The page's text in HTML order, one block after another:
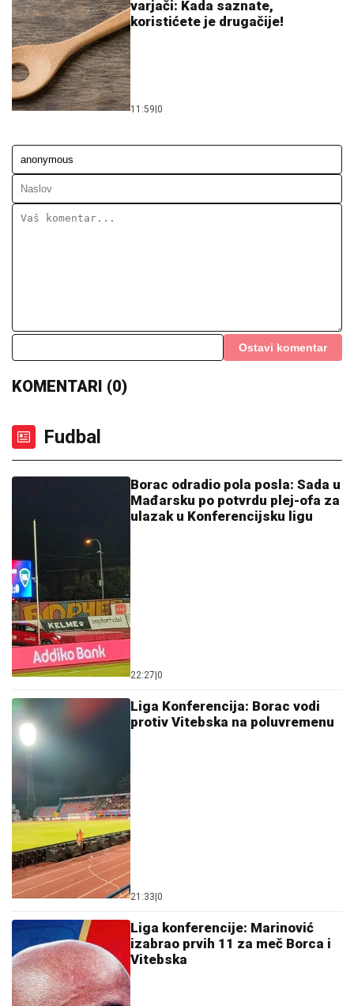
varjači: Kada saznate,
koristićete je drugačije!
11:59 0
Ostavi komentar
KOMENTARI (0)
Fudbal
Borac odradio pola posla: Sada u
Mađarsku po potvrdu plej-ofa za
ulazak u Konferencijsku ligu
22:27 0
Liga Konferencija: Borac vodi
protiv Vitebska na poluvremenu
21:33 0
Liga konferencije: Marinović
izabrao prvih 11 za meč Borca i
Vitebska